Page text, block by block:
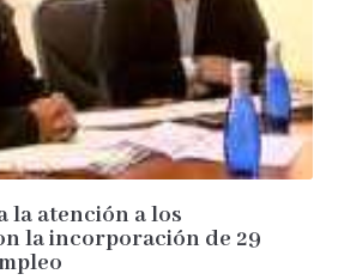
la atención a los
la incorporación de 29